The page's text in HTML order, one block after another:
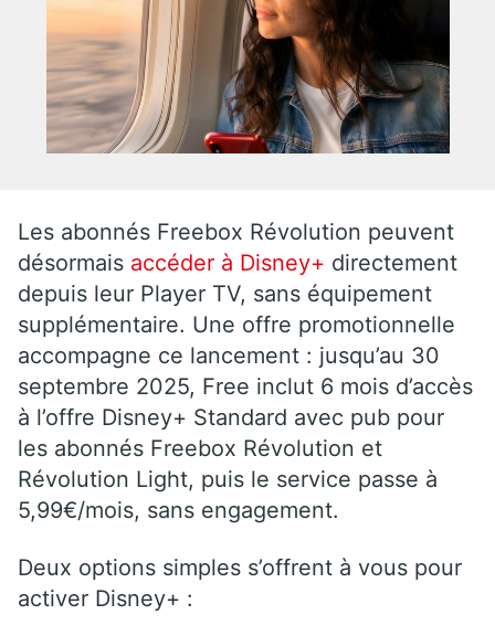
Les abonnés Freebox Révolution peuvent
désormais accéder à Disney+ directement
depuis leur Player TV, sans équipement
supplémentaire. Une offre promotionnelle
accompagne ce lancement : jusqu’au 30
septembre 2025, Free inclut 6 mois d’accès
à l’offre Disney+ Standard avec pub pour
les abonnés Freebox Révolution et
Révolution Light, puis le service passe à
5,99€/mois, sans engagement.
Deux options simples s’offrent à vous pour
activer Disney+ :